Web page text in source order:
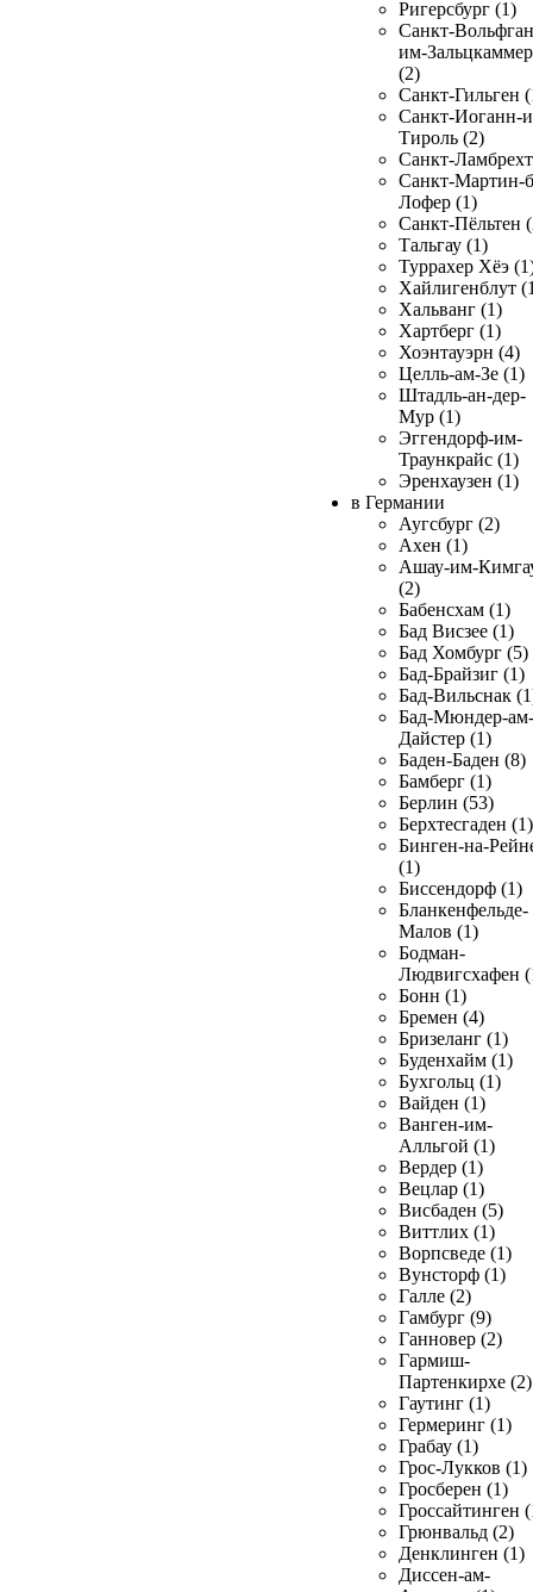
Ригерсбург (1)
Санкт-
им-
(2)
Санкт-Гильген
Санкт-Иоганн-
Тироль (2)
Санкт-
Санкт-Мартин-
Лофер (1)
Санкт-Пёльтен
Тальгау (1)
Туррахер Хёэ
Хайлигенблут
Хальванг (1)
Хартберг (1)
Хоэнтауэрн (4)
Целль-ам-Зе (1)
Штадль-ан-дер-
Мур (1)
Эггендорф-им-
Траункрайс (1)
Эренхаузен (1)
в Германии
Аугсбург (2)
Ахен (1)
Ашау-им-
(2)
Бабенсхам (1)
Бад Висзее (1)
Бад Хомбург (5)
Бад-Брайзиг (1)
Бад-Вильснак
Бад-Мюндер-ам-
Дайстер (1)
Баден-Баден (8)
Бамберг (1)
Берлин (53)
Берхтесгаден (1)
Бинген-на-
(1)
Биссендорф (1)
Бланкенфельде-
Малов (1)
Бодман-
Людвигсхафен
Бонн (1)
Бремен (4)
Бризеланг (1)
Буденхайм (1)
Бухгольц (1)
Вайден (1)
Ванген-им-
Алльгой (1)
Вердер (1)
Вецлар (1)
Висбаден (5)
Виттлих (1)
Ворпсведе (1)
Вунсторф (1)
Галле (2)
Гамбург (9)
Ганновер (2)
Гармиш-
Партенкирхе (2)
Гаутинг (1)
Гермеринг (1)
Грабау (1)
Грос-Лукков (1)
Гросберен (1)
Гроссайтинген
Грюнвальд (2)
Денклинген (1)
Диссен-ам-